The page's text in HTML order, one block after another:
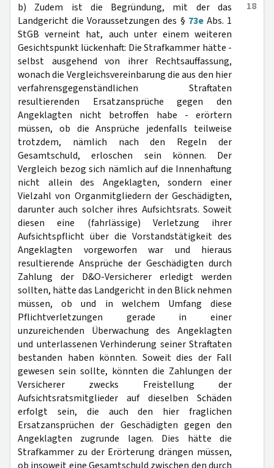
18
b) Zudem ist die Begründung, mit der das
Landgericht die Voraussetzungen des § 73eAbs. 1
StGB verneint hat, auch unter einem weiteren
Gesichtspunkt lückenhaft: Die Strafkammer hätte -
selbst ausgehend von ihrer Rechtsauffassung,
wonach die Vergleichsvereinbarung die aus den hier
verfahrensgegenständlichen Straftaten
resultierenden Ersatzansprüche gegen den
Angeklagten nicht betroffen habe - erörtern
müssen, ob die Ansprüche jedenfalls teilweise
trotzdem, nämlich nach den Regeln der
Gesamtschuld, erloschen sein können. Der
Vergleich bezog sich nämlich auf die Innenhaftung
nicht allein des Angeklagten, sondern einer
Vielzahl von Organmitgliedern der Geschädigten,
darunter auch solcher ihres Aufsichtsrats. Soweit
diesen eine (fahrlässige) Verletzung ihrer
Aufsichtspflicht über die Vorstandstätigkeit des
Angeklagten vorgeworfen war und hieraus
resultierende Ansprüche der Geschädigten durch
Zahlung der D&O-Versicherer erledigt werden
sollten, hätte das Landgericht in den Blick nehmen
müssen, ob und in welchem Umfang diese
Pflichtverletzungen gerade in einer
unzureichenden Überwachung des Angeklagten
und unterlassenen Verhinderung seiner Straftaten
bestanden haben könnten. Soweit dies der Fall
gewesen sein sollte, könnten die Zahlungen der
Versicherer zwecks Freistellung der
Aufsichtsratsmitglieder auf dieselben Schäden
erfolgt sein, die auch den hier fraglichen
Ersatzansprüchen der Geschädigten gegen den
Angeklagten zugrunde lagen. Dies hätte die
Strafkammer zu der Erörterung drängen müssen,